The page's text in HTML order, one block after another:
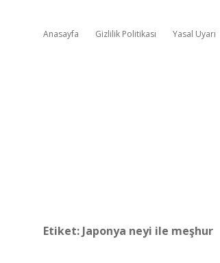
Anasayfa Gizlilik Politikası Yasal Uyarı
Etiket: Japonya neyi ile meşhur